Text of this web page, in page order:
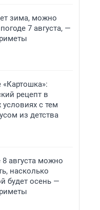
зима, можно
7 августа, —
рецепт в
с тем
из детства
8 августа можно
насколько
будет осень —